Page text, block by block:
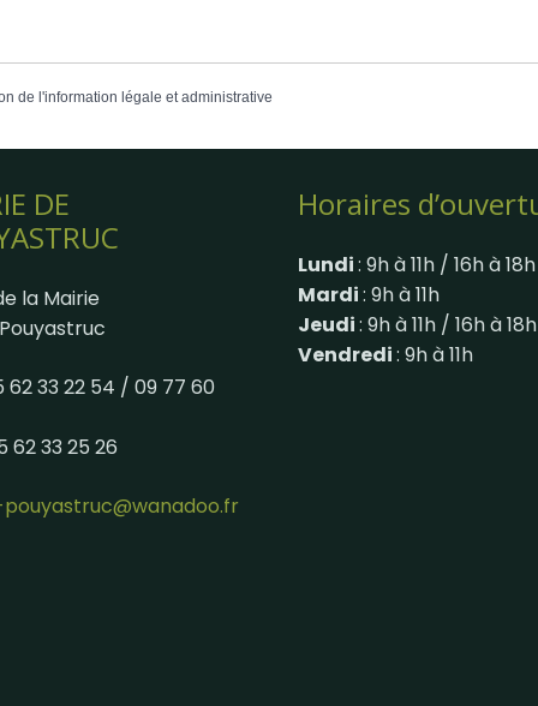
de l'information légale et administrative
DE
la Mairie
62 33 22 54 / 09 77 60
62 33 25 26
Horaires
Lundi: 9h à 11h / 16h à 18h
Mardi: 9h à 11h
Jeudi: 9h à 11h / 16h à 18h
Vendredi: 9h à 11h